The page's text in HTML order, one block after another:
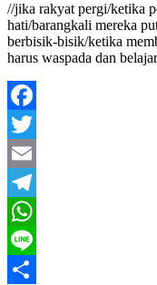
//jika rakyat pergi/ketika
hati/barangkali mereka
berbisik-bisik/ketika
harus waspada dan
Facebook
Twitter
Email
Telegram
WhatsApp
Line